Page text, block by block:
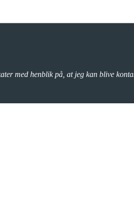
med henblik på, at jeg kan blive